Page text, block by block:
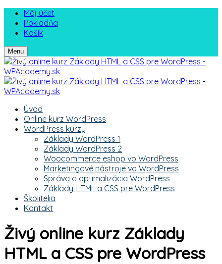
Môj účet
Pokladňa
Košík
Menu
Úvod
Online kurz WordPress
WordPress kurzy
Základy WordPress 1
Základy WordPress 2
Woocommerce eshop vo WordPress
Marketingové nástroje vo WordPress
Správa a optimalizácia WordPress
Základy HTML a CSS pre WordPress
Školitelia
Kontakt
Živý online kurz Základy
HTML a CSS pre WordPress